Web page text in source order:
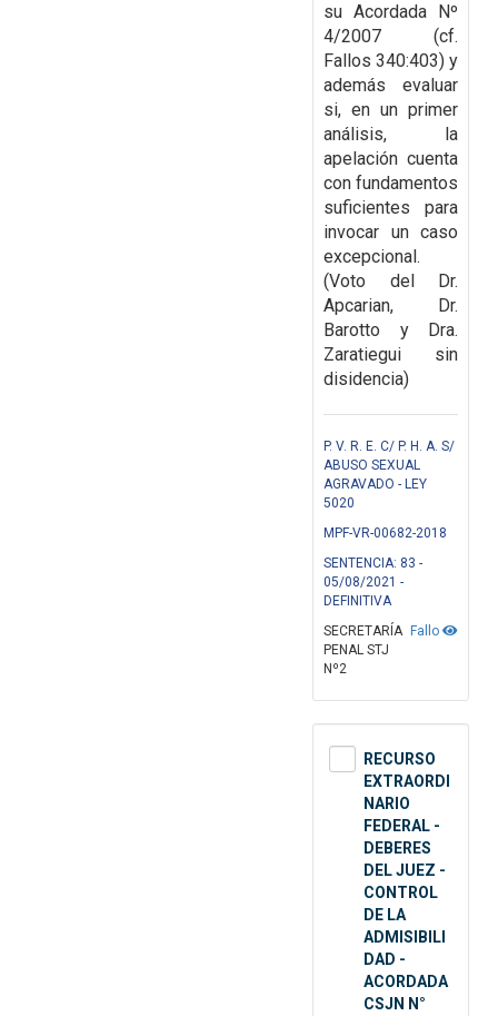
su Acordada Nº
4/2007 (cf.
Fallos 340:403) y
además evaluar
si, en un primer
análisis, la
apelación cuenta
con fundamentos
suficientes para
invocar un caso
excepcional.
(Voto del Dr.
Apcarian, Dr.
Barotto y Dra.
Zaratiegui sin
disidencia)
P. V. R. E. C/ P. H. A. S/
ABUSO SEXUAL
AGRAVADO - LEY
5020
MPF-VR-00682-2018
SENTENCIA: 83 -
05/08/2021 -
DEFINITIVA
Fallo
SECRETARÍA
PENAL STJ
Nº2
RECURSO
EXTRAORDI
NARIO
FEDERAL -
DEBERES
DEL JUEZ -
CONTROL
DE LA
ADMISIBILI
DAD -
ACORDADA
CSJN N°